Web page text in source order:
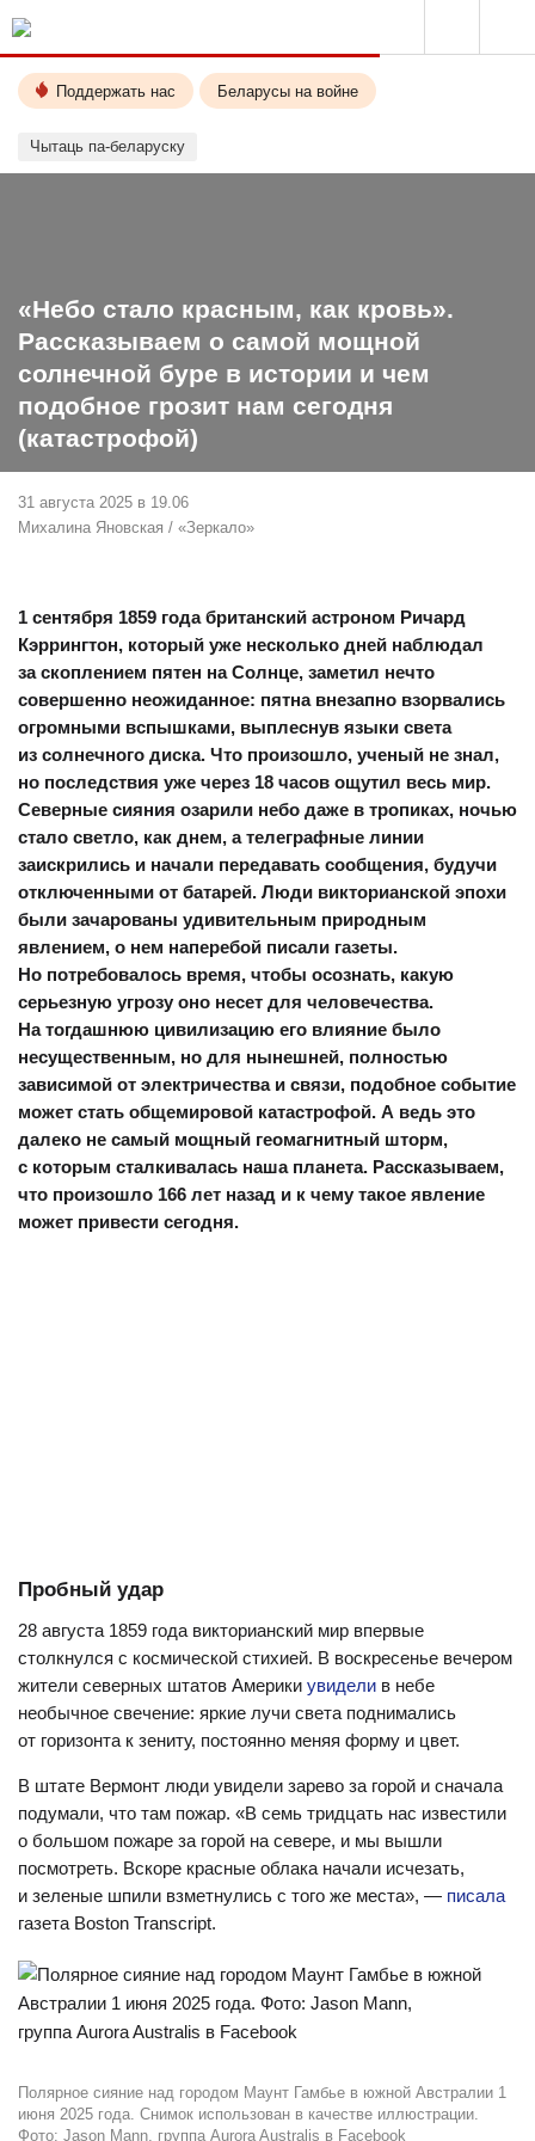
Поддержать нас Беларусы на войне
Чытаць па-беларуску
«Небо стало красным, как кровь».
Рассказываем о самой мощной
солнечной буре в истории и чем
подобное грозит нам сегодня
(катастрофой)
31 августа 2025 в 19.06
Михалина Яновская / «Зеркало»
1 сентября 1859 года британский астроном Ричард
Кэррингтон, который уже несколько дней наблюдал
за скоплением пятен на Солнце, заметил нечто
совершенно неожиданное: пятна внезапно взорвались
огромными вспышками, выплеснув языки света
из солнечного диска. Что произошло, ученый не знал,
но последствия уже через 18 часов ощутил весь мир.
Северные сияния озарили небо даже в тропиках, ночью
стало светло, как днем, а телеграфные линии
заискрились и начали передавать сообщения, будучи
отключенными от батарей. Люди викторианской эпохи
были зачарованы удивительным природным
явлением, о нем наперебой писали газеты.
Но потребовалось время, чтобы осознать, какую
серьезную угрозу оно несет для человечества.
На тогдашнюю цивилизацию его влияние было
несущественным, но для нынешней, полностью
зависимой от электричества и связи, подобное событие
может стать общемировой катастрофой. А ведь это
далеко не самый мощный геомагнитный шторм,
с которым сталкивалась наша планета. Рассказываем,
что произошло 166 лет назад и к чему такое явление
может привести сегодня.
Пробный удар
28 августа 1859 года викторианский мир впервые
столкнулся с космической стихией. В воскресенье вечером
жители северных штатов Америки увидели в небе
необычное свечение: яркие лучи света поднимались
от горизонта к зениту, постоянно меняя форму и цвет.
В штате Вермонт люди увидели зарево за горой и сначала
подумали, что там пожар. «В семь тридцать нас известили
о большом пожаре за горой на севере, и мы вышли
посмотреть. Вскоре красные облака начали исчезать,
и зеленые шпили взметнулись с того же места», — писала
газета Boston Transcript.
Полярное сияние над городом Маунт Гамбье в южной Австралии 1
июня 2025 года. Снимок использован в качестве иллюстрации.
Фото: Jason Mann, группа Aurora Australis в Facebook